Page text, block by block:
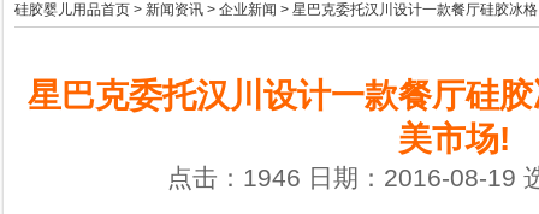
硅胶婴儿用品首页 > 新闻资讯 > 企业新闻 > 星巴克委托汉川设计一款餐厅硅胶冰
星巴克委托汉川设计一款餐厅硅
美市场!
点击：1946 日期：2016-08-19